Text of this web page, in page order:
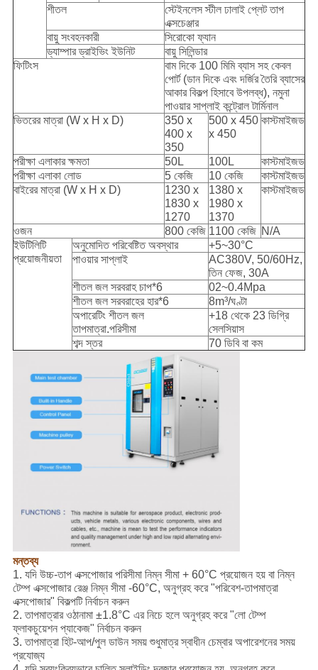
শীতল
স্টেইনলেস স্টীল ঢালাই প্লেট তাপ
এক্সচেঞ্জার
বায়ু সংবহনকারী
সিরোকো ফ্যান
ড্যাম্পার ড্রাইভিং ইউনিট
বায়ু সিলিন্ডার
ফিটিংস
বাম দিকে 100 মিমি ব্যাস সহ কেবল
পোর্ট (ডান দিকে এবং দর্জির তৈরি ব্যাসের
আকার বিকল্প হিসাবে উপলব্ধ), নমুনা
পাওয়ার সাপ্লাই কন্ট্রোল টার্মিনাল
ভিতরের মাত্রা (W x H x D)
350 x
400 x
350
500 x 450
x 450
কাস্টমাইজড
পরীক্ষা এলাকার ক্ষমতা 50L 100L
কাস্টমাইজড
পরীক্ষা এলাকা লোড
5 কেজি 10 কেজি
কাস্টমাইজড
বাইরের মাত্রা (W x H x D)
1230 x
1830 x
1270
1380 x
1980 x
1370
কাস্টমাইজড
ওজন 800 কেজি 1100 কেজি N/A
ইউটিলিটি
প্রয়োজনীয়তা
অনুমোদিত পরিবেষ্টিত অবস্থার
+5~30°C
পাওয়ার সাপ্লাই
AC380V, 50/60Hz,
তিন ফেজ, 30A
শীতল জল সরবরাহ চাপ*6
02~0.4Mpa
শীতল জল সরবরাহের হার*6
8m³/ঘণ্টা
অপারেটিং শীতল জল
তাপমাত্রা.পরিসীমা
+18 থেকে 23 ডিগ্রি
সেলসিয়াস
শব্দ স্তর
70 ডিবি বা কম
মন্তব্য
1. যদি উচ্চ-তাপ এক্সপোজার পরিসীমা নিম্ন সীমা + 60°C প্রয়োজন হয় বা নিম্ন
টেম্প এক্সপোজার রেঞ্জ নিম্ন সীমা -60°C, অনুগ্রহ করে "পরিবেশ-তাপমাত্রা
এক্সপোজার" বিকল্পটি নির্বাচন করুন
2. তাপমাত্রার ওঠানামা ±1.8°C এর নিচে হলে অনুগ্রহ করে "লো টেম্প
ফ্লাকচুয়েশন প্যাকেজ" নির্বাচন করুন
3. তাপমাত্রা হিট-আপ/পুল ডাউন সময় শুধুমাত্র স্বাধীন চেম্বার অপারেশনের সময়
প্রযোজ্য